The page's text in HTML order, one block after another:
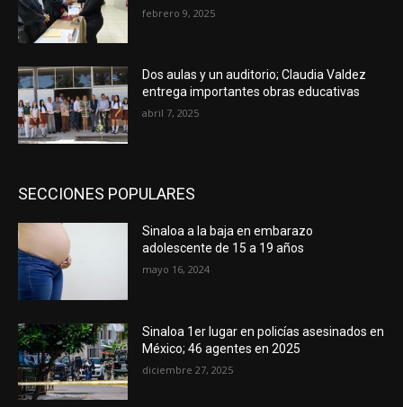
febrero 9, 2025
Dos aulas y un auditorio; Claudia Valdez
entrega importantes obras educativas
abril 7, 2025
SECCIONES POPULARES
Sinaloa a la baja en embarazo
adolescente de 15 a 19 años
mayo 16, 2024
Sinaloa 1er lugar en policías asesinados en
México; 46 agentes en 2025
diciembre 27, 2025